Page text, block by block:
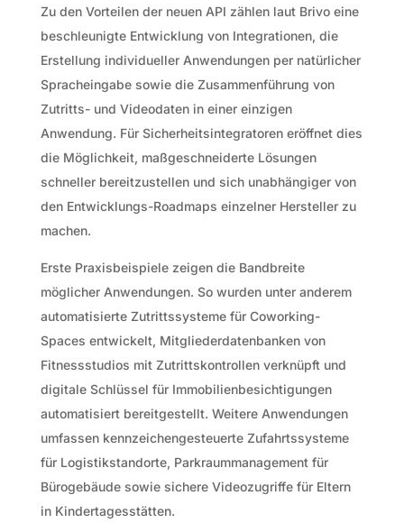
Zu den Vorteilen der neuen API zählen laut Brivo eine
beschleunigte Entwicklung von Integrationen, die
Erstellung individueller Anwendungen per natürlicher
Spracheingabe sowie die Zusammenführung von
Zutritts- und Videodaten in einer einzigen
Anwendung. Für Sicherheitsintegratoren eröffnet dies
die Möglichkeit, maßgeschneiderte Lösungen
schneller bereitzustellen und sich unabhängiger von
den Entwicklungs-Roadmaps einzelner Hersteller zu
machen.
Erste Praxisbeispiele zeigen die Bandbreite
möglicher Anwendungen. So wurden unter anderem
automatisierte Zutrittssysteme für Coworking-
Spaces entwickelt, Mitgliederdatenbanken von
Fitnessstudios mit Zutrittskontrollen verknüpft und
digitale Schlüssel für Immobilienbesichtigungen
automatisiert bereitgestellt. Weitere Anwendungen
umfassen kennzeichengesteuerte Zufahrtssysteme
für Logistikstandorte, Parkraummanagement für
Bürogebäude sowie sichere Videozugriffe für Eltern
in Kindertagesstätten.